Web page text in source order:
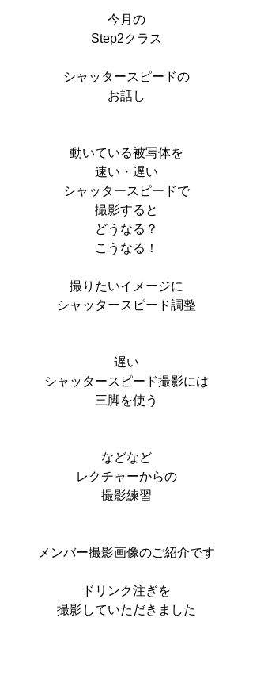
今月の
Step2クラス
シャッタースピードの
お話し
動いている被写体を
速い・遅い
シャッタースピードで
撮影すると
どうなる？
こうなる！
撮りたいイメージに
シャッタースピード調整
遅い
シャッタースピード撮影には
三脚を使う
などなど
レクチャーからの
撮影練習
メンバー撮影画像のご紹介です
ドリンク注ぎを
撮影していただきました